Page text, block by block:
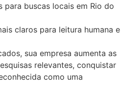
para buscas locais em Rio do
claros para leitura humana e
sua empresa aumenta as
relevantes, conquistar
como uma